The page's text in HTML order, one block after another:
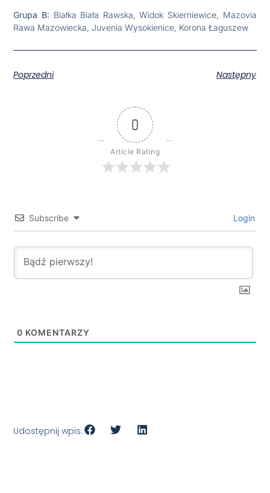
Grupa B: Białka Biała Rawska, Widok Skierniewice, Mazovia
Rawa Mazowiecka, Juvenia Wysokienice, Korona Łaguszew
Poprzedni Następny
0
Article Rating
Subscribe Login
0 KOMENTARZY
Udostępnij wpis: